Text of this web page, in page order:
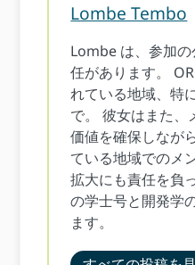
Lombe Tembo
Lombe は、参加
任があります。
れている地域、特
で。 彼女はまた、
価値を確保しなが
ている地域でのメ
拡大にも責任を負
の学士号と開発学
ます。